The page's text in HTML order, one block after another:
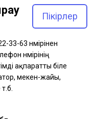
Пікірлер
33-63 нөмірінен
нөмірінің
ақпаратты біле
мекен-жайы,